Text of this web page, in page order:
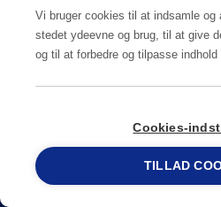
69 15
Vi bruger cookies til at indsamle og
stedet ydeevne og brug, til at give
og til at forbedre og tilpasse indhold
Cookies-
TILLAD